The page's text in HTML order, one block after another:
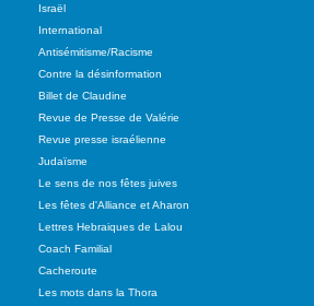
Israël
International
Antisémitisme/Racisme
Contre la désinformation
Billet de Claudine
Revue de Presse de Valérie
Revue presse israélienne
Judaïsme
Le sens de nos fêtes juives
Les fêtes d'Alliance et Aharon
Lettres Hebraiques de Lalou
Coach Familial
Cacheroute
Les mots dans la Thora